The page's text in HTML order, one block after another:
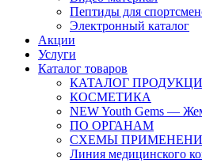
Пептиды для
Электронный каталог
Акции
Услуги
Каталог товаров
КАТАЛОГ
КОСМЕТИКА
NEW Youth Gems —
ПО ОРГАНАМ
СХЕМЫ
Линия медицинского